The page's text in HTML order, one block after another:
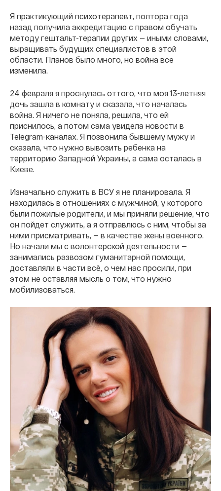
Я практикующий психотерапевт, полтора года
назад получила аккредитацию с правом обучать
методу гештальт-терапии других — иными словами,
выращивать будущих специалистов в этой
области. Планов было много, но война все
изменила.
24 февраля я проснулась оттого, что моя 13-летняя
дочь зашла в комнату и сказала, что началась
война. Я ничего не поняла, решила, что ей
приснилось, а потом сама увидела новости в
Telegram-каналах. Я позвонила бывшему мужу и
сказала, что нужно вывозить ребенка на
территорию Западной Украины, а сама осталась в
Киеве.
Изначально служить в ВСУ я не планировала. Я
находилась в отношениях с мужчиной, у которого
были пожилые родители, и мы приняли решение, что
он пойдет служить, а я отправлюсь с ним, чтобы за
ними присматривать, — в качестве жены военного.
Но начали мы с волонтерской деятельности —
занимались развозом гуманитарной помощи,
доставляли в части всё, о чем нас просили, при
этом не оставляя мысль о том, что нужно
мобилизоваться.